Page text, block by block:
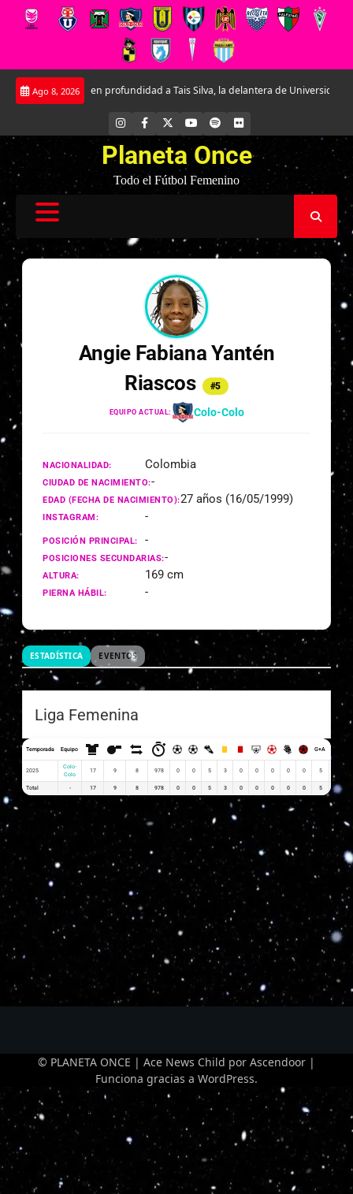
Saltar
Ago 8, 2026
Conociendo en profundidad a Tais Silva, la delantera de Universidad
INSTAGRAM
FACEBOOK YOUTUBE
SPOTIFYFLICKR
Planeta Once
Todo el Fútbol Femenino
Angie Fabiana Yantén
Riascos
#5
EQUIPO ACTUAL: Colo-Colo
NACIONALIDAD: Colombia
CIUDAD DE NACIMIENTO:-
EDAD (FECHA DE NACIMIENTO):27 años (16/05/1999)
INSTAGRAM: -
POSICIÓN PRINCIPAL: -
POSICIONES SECUNDARIAS:-
ALTURA: 169 cm
PIERNA HÁBIL: -
ESTADÍSTICA EVENTOS
Liga Femenina
Temporada Equipo G+A
2025
Colo-
Colo
17 9 8 978 0 0 5 3 0 0 0 0 0 5
Total - 17 9 8 978 0 0 5 3 0 0 0 0 0 5 0
© PLANETA ONCE | Ace News Child por Ascendoor |
Funciona gracias a WordPress.
Optimized by Seraphinite Accelerator
Turns on site high speed to be attractive for people and search engines.